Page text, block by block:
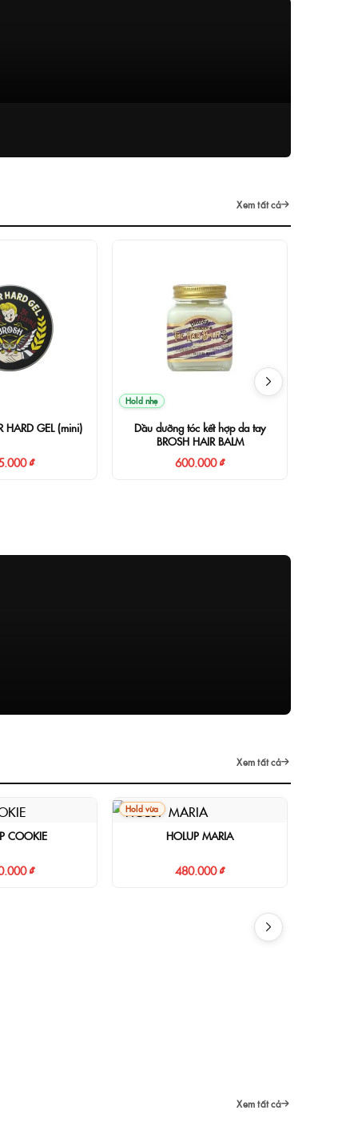
Xem tất cả
HARD GEL (mini)
₫
Hold nhẹ
Dầu dưỡng tóc kết hợp da tay
BROSH HAIR BALM
600.000 ₫
Xem tất cả
COOKIE
₫
Hold vừa
HOLUP MARIA
480.000 ₫
Xem tất cả